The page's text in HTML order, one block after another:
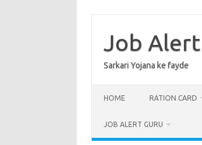
content
Job
Sarkari Yojana ke fayde
HOME RATION CARD
JOB ALERT GURU